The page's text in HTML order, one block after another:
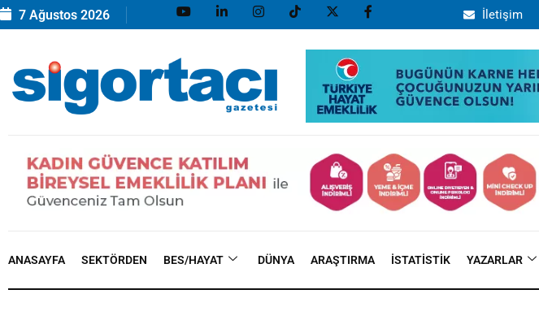
7 Ağustos 2026 İletişim
ANASAYFA SEKTÖRDEN BES/HAYAT DÜNYA ARAŞTIRMA İSTATISTIK YAZARLAR